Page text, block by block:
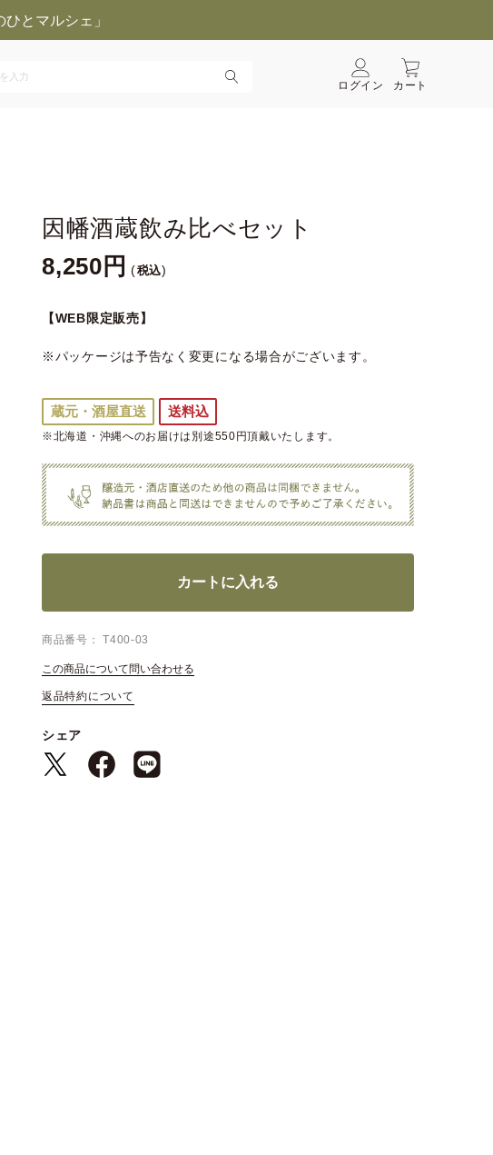
とマルシェ」
ログイン カート
因幡酒蔵飲み比べセット
8,250
税込
【WEB限定販売】
※パッケージは予告なく変更になる場合がございます。
蔵元・酒屋直送 送料込
※北海道・沖縄へのお届けは別途550円頂戴いたします。
カートに入れる
商品番号 T400-03
この商品について問い合わせる
返品特約について
シェア